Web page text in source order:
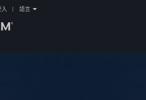
入 語言